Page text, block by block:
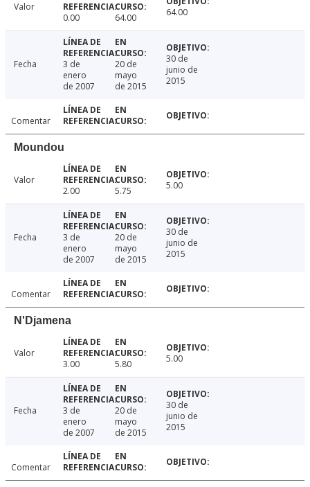
Valor
0.00
64.00 64.00
Fecha
3 de
enero
de 2007
20 de
mayo
de 2015
30 de
junio de
2015
Comentar
Moundou
Valor
2.00
5.75 5.00
Fecha
3 de
enero
de 2007
20 de
mayo
de 2015
30 de
junio de
2015
Comentar
N'Djamena
Valor
3.00
5.80 5.00
Fecha
3 de
enero
de 2007
20 de
mayo
de 2015
30 de
junio de
2015
Comentar